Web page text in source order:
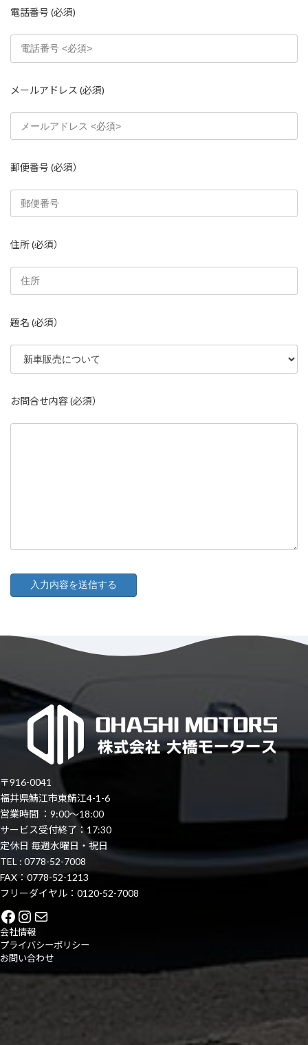
電話番号 (必須)
メールアドレス (必須)
郵便番号 (必須）
住所(必須）
題名 (必須）
お問合せ内容(必須）
〒916-0041
福井県鯖江市東鯖江4-1-6
営業時間 ：9:00～18:00
サービス受付終了：17:30
定休日 毎週水曜日・祝日
TEL : 0778-52-7008
FAX：0778-52-1213
フリーダイヤル：0120-52-7008
Facebook
Instagram
Mail
会社情報
プライバシーポリシー
お問い合わせ